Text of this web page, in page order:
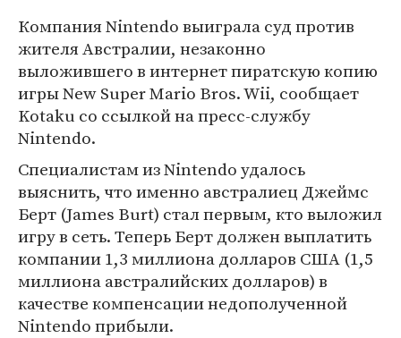
Компания Nintendo выиграла суд против
жителя Австралии, незаконно
выложившего в интернет пиратскую копию
игры New Super Mario Bros. Wii, сообщает
Kotaku со ссылкой на пресс-службу
Nintendo.
Специалистам из Nintendo удалось
выяснить, что именно австралиец Джеймс
Берт (James Burt) стал первым, кто выложил
игру в сеть. Теперь Берт должен выплатить
компании 1,3 миллиона долларов США (1,5
миллиона австралийских долларов) в
качестве компенсации недополученной
Nintendo прибыли.